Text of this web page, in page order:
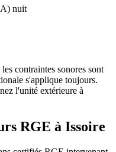
nuit
contraintes sonores sont
s'applique toujours.
l'unité extérieure à
RGE à Issoire